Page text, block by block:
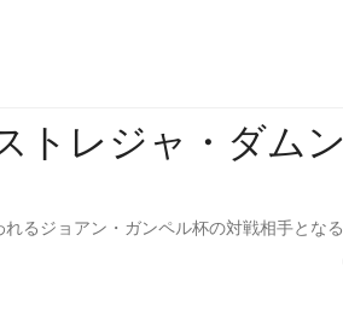
るジョアン・ガンペル杯の対戦相手となる